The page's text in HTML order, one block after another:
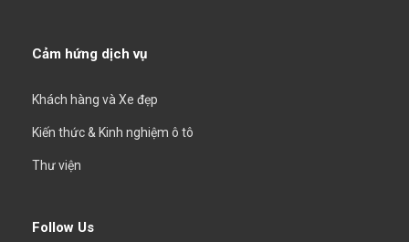
Cảm hứng dịch vụ
Khách hàng và Xe đẹp
Kiến thức & Kinh nghiệm ô tô
Thư viện
Follow Us